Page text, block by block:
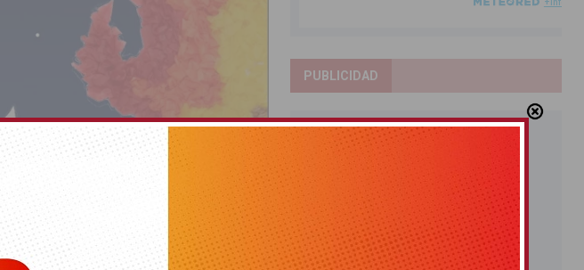
de sus hogueras
prepara sus hogueras ‘Esencias’ y ‘La más
PUBLICIDAD